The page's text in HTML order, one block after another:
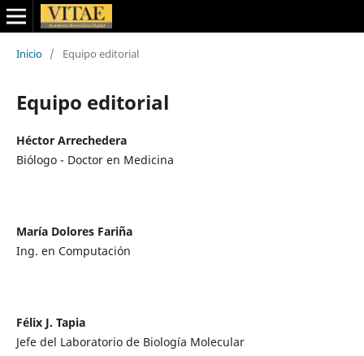
Inicio / Equipo editorial
Equipo editorial
Héctor Arrechedera
Biólogo - Doctor en Medicina
María Dolores Fariña
Ing. en Computación
Félix J. Tapia
Jefe del Laboratorio de Biología Molecular